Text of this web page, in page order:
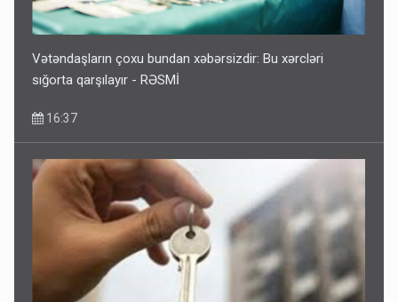
Vətəndaşların çoxu bundan xəbərsizdir: Bu xərcləri
sığorta qarşılayır - RƏSMİ
16:37